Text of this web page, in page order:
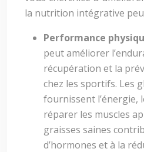
la nutrition intégrative
Performance
peut améliorer
récupération et la
chez les sportifs. Les
fournissent l’énergie,
réparer les muscles
graisses saines
d’hormones et à la